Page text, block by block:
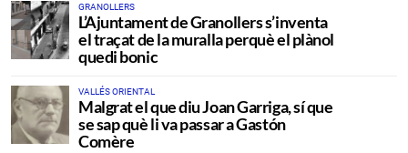
GRANOLLERS
L’Ajuntament de Granollers s’inventa
el traçat de la muralla perquè el plànol
quedi bonic
VALLÉS ORIENTAL
Malgrat el que diu Joan Garriga, sí que
se sap què li va passar a Gastón
Comère